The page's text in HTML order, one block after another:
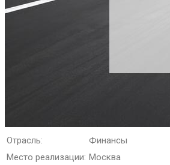
Отрасль:
Финансы
Место реализации: Москва